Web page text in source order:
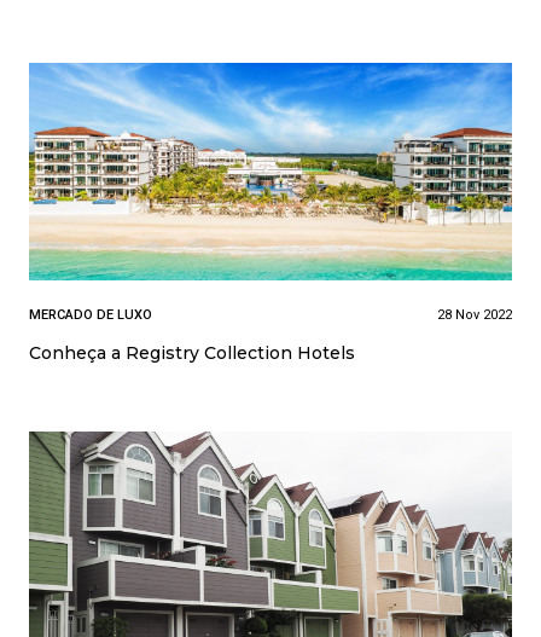
MERCADO DE LUXO 28 Nov 2022
Conheça a Registry Collection Hotels